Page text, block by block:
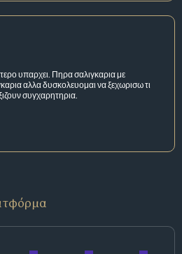
υπαρχει. Πηρα σαλιγκαρια με
αλλα δυσκολευομαι να ξεχωρισω τι
συγχαρητηρια.